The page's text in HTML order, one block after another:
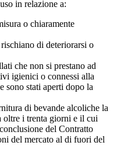
in relazione a:
o chiaramente
di deteriorarsi o
che non si prestano ad
igienici o connessi alla
sono stati aperti dopo la
di bevande alcoliche la
oltre i trenta giorni e il cui
del Contratto
del mercato al di fuori del